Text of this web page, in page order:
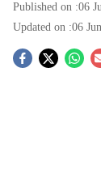
Published on :06
Updated on :06
S